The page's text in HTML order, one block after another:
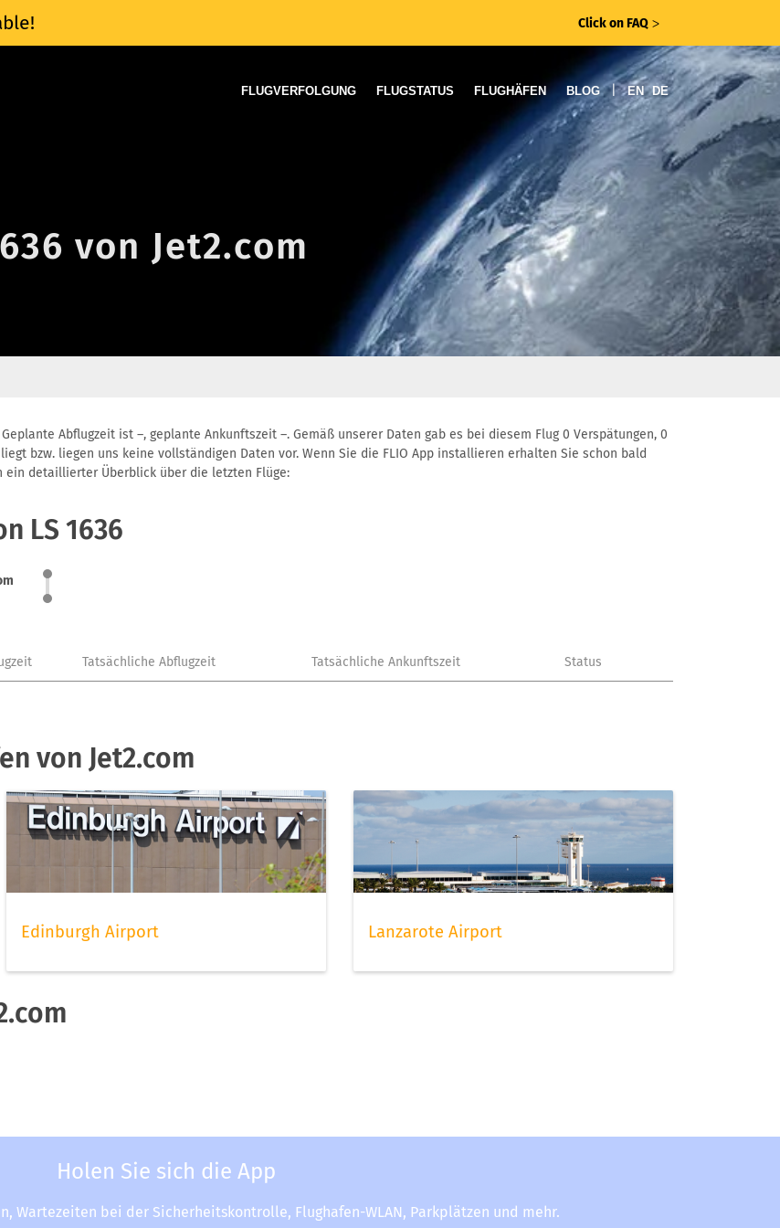
Click on FAQ ᐳ
FLUGVERFOLGUNG FLUGSTATUS FLUGHÄFEN BLOG | EN DE
von Jet2.com
Abflugzeit ist –, geplante Ankunftszeit –. Gemäß unserer Daten gab es bei diesem Flug 0 Verspätungen, 0
bzw. liegen uns keine vollständigen Daten vor. Wenn Sie die FLIO App installieren erhalten Sie schon bald
ein detaillierter Überblick über die letzten Flüge:
LS 1636
Tatsächliche Abflugzeit Tatsächliche Ankunftszeit Status
von Jet2.com
Edinburgh Airport Lanzarote Airport
Holen Sie sich die App
Wartezeiten bei der Sicherheitskontrolle, Flughafen-WLAN, Parkplätzen und mehr.